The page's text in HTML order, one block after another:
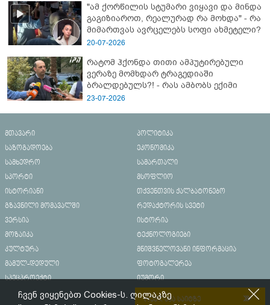
"ამ ქორწილის სტუმარი ვიყავი და მინდა
გაგიზიაროთ, რეალურად რა მოხდა" - რა
მიმართვას ავრცელებს სოფი ახმეტელი?
20-07-2026
რატომ ჰქონდა თითი ამპუტირებული
ვერაზე მომხდარ ტრაგედიაში
ბრალდებულს?! - რას ამბობს ექიმი
23-07-2026
მთავარი
პოლიტიკა
საზოგადოება
ეკონომიკა
სამხედრო
სამართალი
სპორტი
მსოფლიო
ისტორიანი
თქვენთვის ქალბატონებო
გზავნილი მომავალში
რედაქტორის სვეტი
ვერსია
ისტორია
მოზაიკა
ტექნოლოგიები
კულტურა
მნიშვნელოვანი ინფორმაცია
მამულ-დედული
ფოტოგალერეა
სპეცპროექტი
იუმორი
რეკლამა საიტზე
ჩვენ ვიყენებთ Cookies-ს. ღილაკზე